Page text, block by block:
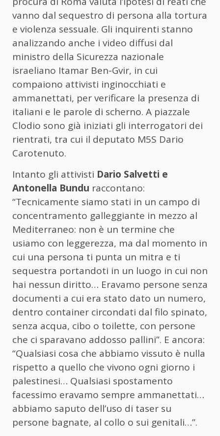
vanno dal sequestro di persona alla tortura
e violenza sessuale. Gli inquirenti stanno
analizzando anche i video diffusi dal
ministro della Sicurezza nazionale
israeliano Itamar Ben-Gvir, in cui
compaiono attivisti inginocchiati e
ammanettati, per verificare la presenza di
italiani e le parole di scherno. A piazzale
Clodio sono già iniziati gli interrogatori dei
rientrati, tra cui il deputato M5S Dario
Carotenuto.
Intanto gli attivisti Dario Salvetti e
Antonella Bundu raccontano:
“Tecnicamente siamo stati in un campo di
concentramento galleggiante in mezzo al
Mediterraneo: non è un termine che
usiamo con leggerezza, ma dal momento in
cui una persona ti punta un mitra e ti
sequestra portandoti in un luogo in cui non
hai nessun diritto… Eravamo persone senza
documenti a cui era stato dato un numero,
dentro container circondati dal filo spinato,
senza acqua, cibo o toilette, con persone
che ci sparavano addosso pallini”. E ancora:
“Qualsiasi cosa che abbiamo vissuto è nulla
rispetto a quello che vivono ogni giorno i
palestinesi… Qualsiasi spostamento
facessimo eravamo sempre ammanettati…
abbiamo saputo dell’uso di taser su
persone bagnate, al collo o sui genitali…”.